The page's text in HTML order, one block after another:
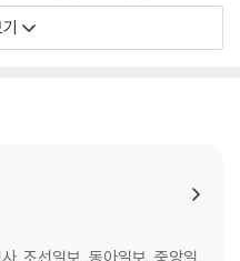
수
에 있는 수가 나타내는 값
?